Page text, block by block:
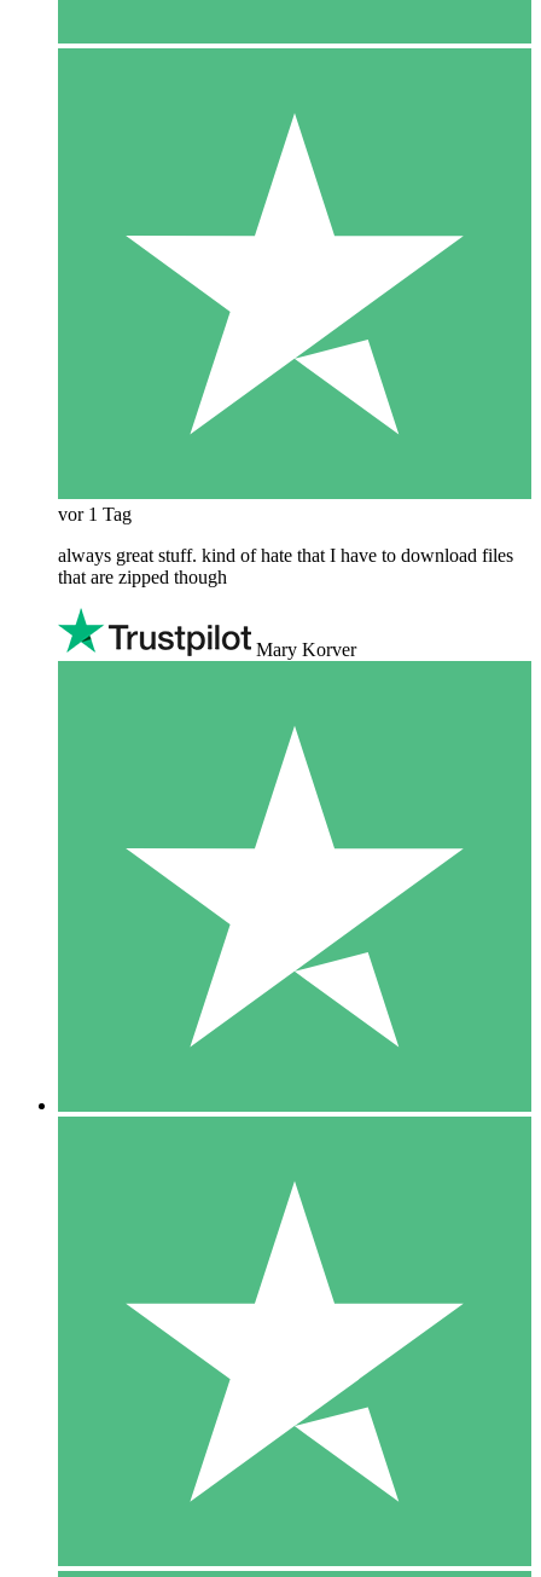
vor 1 Tag
always great stuff. kind of hate that I have to download files
that are zipped though
Mary Korver